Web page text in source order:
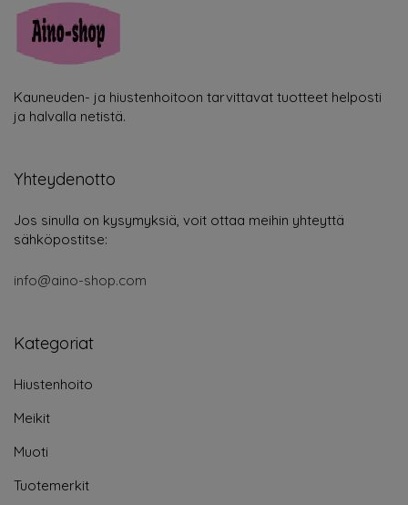
Kauneuden- ja hiustenhoitoon tarvittavat tuotteet helposti
ja halvalla netistä.
Yhteydenotto
Jos sinulla on kysymyksiä, voit ottaa meihin yhteyttä
sähköpostitse:
info@aino-shop.com
Kategoriat
Hiustenhoito
Meikit
Muoti
Tuotemerkit